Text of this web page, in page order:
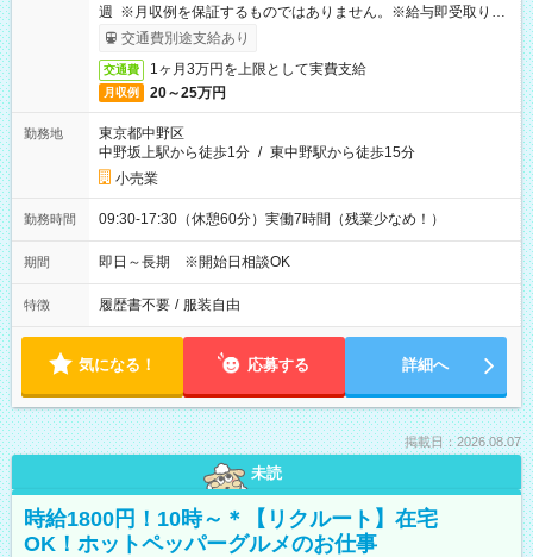
週 ※月収例を保証するものではありません。※給与即受取りサ
ービス利用可（利用条件有）
交通費別途支給あり
交通費 1ヶ月3万円を上限として実費支給
月収例 20～25万円
勤務地
東京都中野区
中野坂上駅から徒歩1分 / 東中野駅から徒歩15分
小売業
勤務時間 09:30-17:30（休憩60分）実働7時間（残業少なめ！）
期間 即日～長期 ※開始日相談OK
特徴 履歴書不要 / 服装自由
気になる！ 応募する 詳細へ
掲載日：2026.08.07
未読
時給1800円！10時～＊【リクルート】在宅
OK！ホットペッパーグルメのお仕事